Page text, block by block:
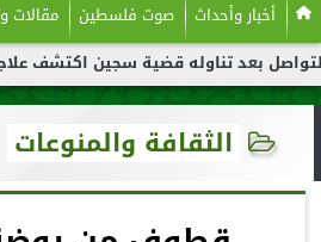
أخبار وأحداث صوت فلسطين مقالات
تناوله قضية سجين اكتشف علاجا مهما
الثقافة والمنوعات